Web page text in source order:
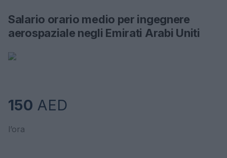
Salario orario medio per ingegnere
aerospaziale negli Emirati Arabi Uniti
150 AED
l’ora